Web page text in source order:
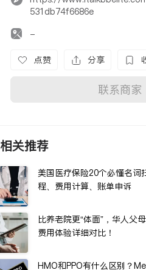
531db74f6686e
-
点赞 分享
联系商家
相关推荐
美国医疗保险20个必懂名词
程、费用计算、账单申诉
比养老院更“体面”，华人父
费用体验详细对比！
HMO和PPO有什么区别？